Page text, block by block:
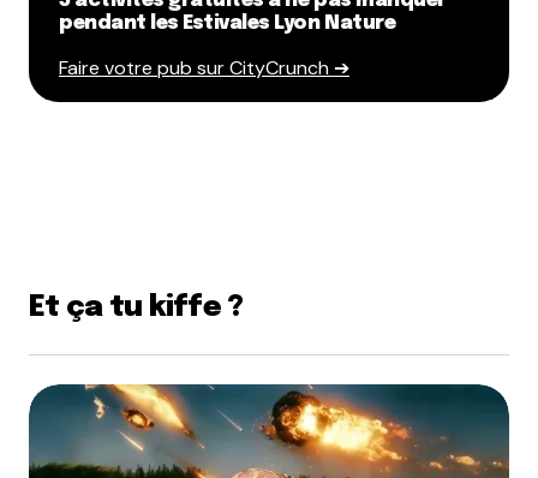
Et bim !
pendant les Estivales Lyon Nature
Faire votre pub sur CityCrunch ➔
Et ça tu kiffe ?